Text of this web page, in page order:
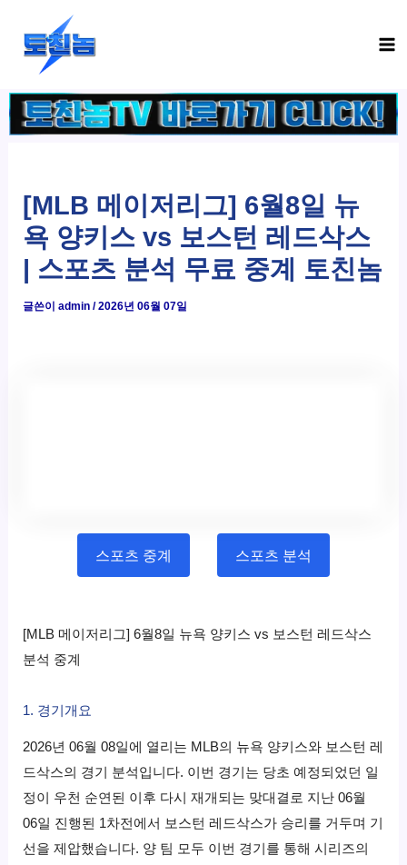
건
너
[MLB 메이저리그] 6월8일 뉴
욕 양키스 vs 보스턴 레드삭스
| 스포츠 분석 무료 중계 토친놈
글쓴이admin/2026년 06월 07일
스포츠 중계 스포츠 분석
[MLB 메이저리그] 6월8일 뉴욕 양키스 vs 보스턴 레드삭스
분석 중계
1. 경기개요
2026년 06월 08일에 열리는 MLB의 뉴욕 양키스와 보스턴 레
드삭스의 경기 분석입니다. 이번 경기는 당초 예정되었던 일
정이 우천 순연된 이후 다시 재개되는 맞대결로 지난 06월
06일 진행된 1차전에서 보스턴 레드삭스가 승리를 거두며 기
선을 제압했습니다. 양 팀 모두 이번 경기를 통해 시리즈의